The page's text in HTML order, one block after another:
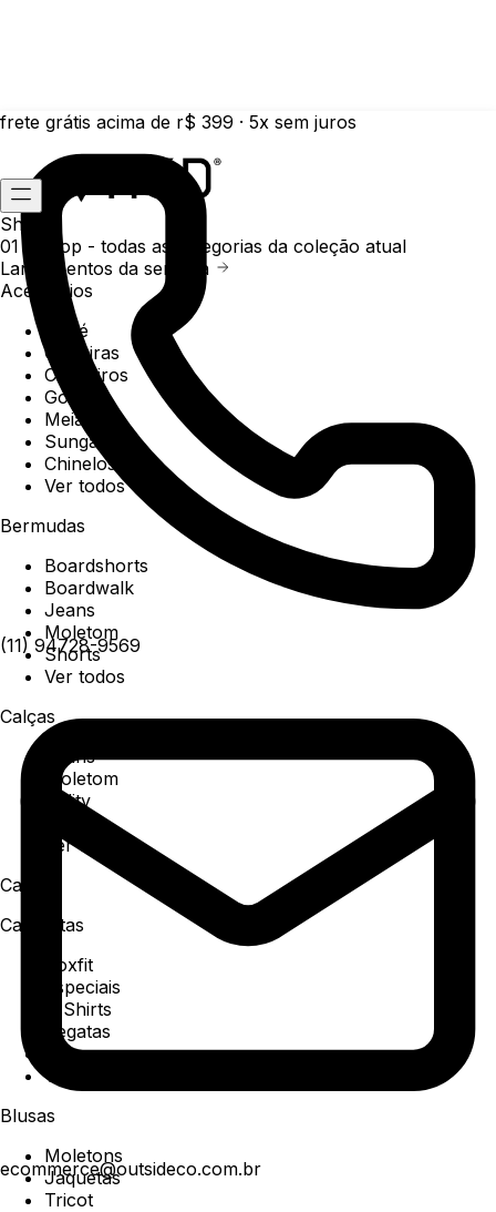
frete grátis acima de r$ 399 · 5x sem juros
(11) 94728-9569
ecommerce@outsideco.com.br
Shop
01 /
Shop - todas as categorias da coleção atual
Lançamentos da semana
Acessórios
Boné
Carteiras
Chaveiros
Gorros
Meias
Sunga
Chinelos
Ver todos
Bermudas
Boardshorts
Boardwalk
Jeans
Moletom
Shorts
Ver todos
Calças
Jeans
Moletom
Utility
Ver todos
Camisa
Camisetas
Boxfit
Especiais
T-Shirts
Regatas
Polo
Ver todos
Blusas
Moletons
Jaquetas
Tricot